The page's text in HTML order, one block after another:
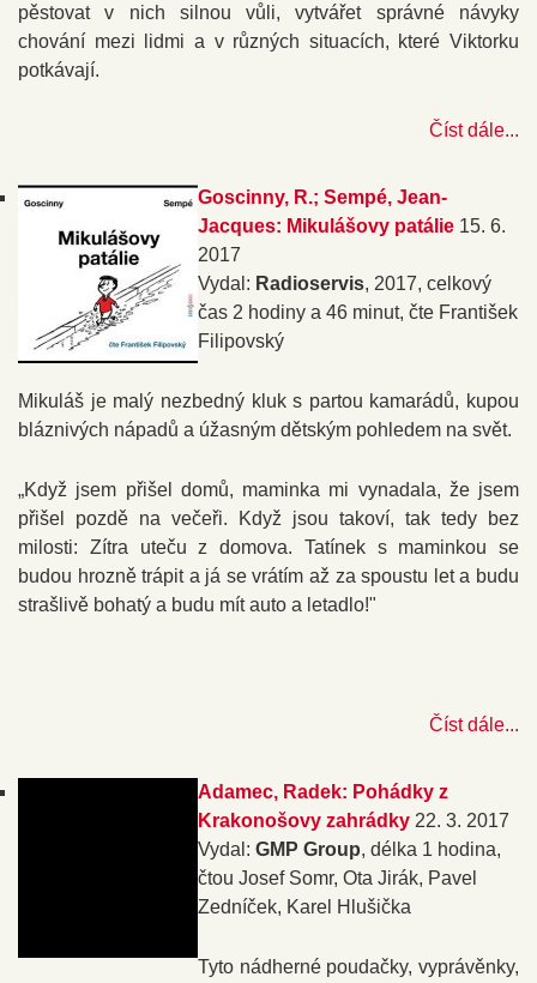
pěstovat v nich silnou vůli, vytvářet správné návyky
chování mezi lidmi a v různých situacích, které Viktorku
potkávají.
Číst dále...
Goscinny, R.; Sempé, Jean-
Jacques: Mikulášovy patálie 15. 6.
2017
Vydal: Radioservis, 2017, celkový
čas 2 hodiny a 46 minut, čte František
Filipovský
Mikuláš je malý nezbedný kluk s partou kamarádů, kupou
bláznivých nápadů a úžasným dětským pohledem na svět.
„Když jsem přišel domů, maminka mi vynadala, že jsem
přišel pozdě na večeři. Když jsou takoví, tak tedy bez
milosti: Zítra uteču z domova. Tatínek s maminkou se
budou hrozně trápit a já se vrátím až za spoustu let a budu
strašlivě bohatý a budu mít auto a letadlo!"
Číst dále...
Adamec, Radek: Pohádky z
Krakonošovy zahrádky 22. 3. 2017
Vydal: GMP Group, délka 1 hodina,
čtou Josef Somr, Ota Jirák, Pavel
Zedníček, Karel Hlušička
Tyto nádherné poudačky, vyprávěnky,